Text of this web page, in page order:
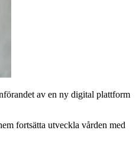
av en ny digital plattform
fortsätta utveckla vården med